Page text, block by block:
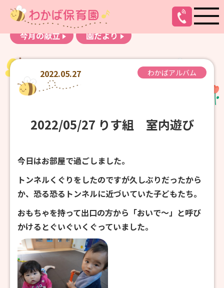
お知らせ
わかばアルバム
今月の献立
園だより
2022.05.27 わかばアルバム
2022/05/27 りす組 室内遊び
今日はお部屋で過ごしました。
トンネルくぐりをしたのですが久しぶりだったから
か、恐る恐るトンネルに近づいていた子どもたち。
おもちゃを持って出口の方から「おいで～」と呼び
かけるとぐいぐいくぐっていました。